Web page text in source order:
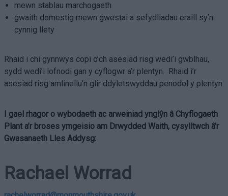
mewn stablau marchogaeth
gwaith domestig mewn gwestai a sefydliadau eraill sy’n
cynnig llety
Rhaid i chi gynnwys copi o’ch asesiad risg wedi’i gwblhau,
sydd wedi’i lofnodi gan y cyflogwr a’r plentyn. Rhaid i’r
asesiad risg amlinellu’n glir ddyletswyddau penodol y plentyn.
I gael rhagor o wybodaeth ac arweiniad ynglŷn â Chyflogaeth
Plant a’r broses ymgeisio am Drwydded Waith, cysylltwch â’r
Gwasanaeth Lles Addysg:
Rachael Worrad